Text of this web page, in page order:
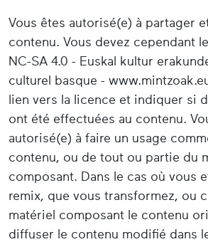
Vous êtes autorisé(e) à partager
contenu. Vous devez cependant
NC-SA 4.0 - Euskal kultur
culturel basque -
lien vers la licence et indiquer si
ont été effectuées au contenu.
autorisé(e) à faire un usage
contenu, ou de tout ou partie du
composant. Dans le cas où vous
remix, que vous transformez, ou
matériel composant le contenu
diffuser le contenu modifié dans